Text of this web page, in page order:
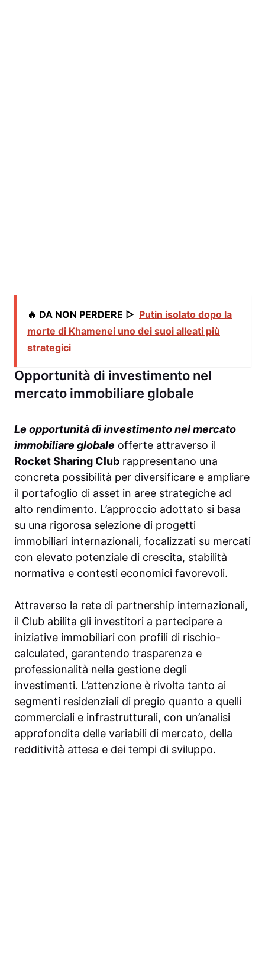
🔥 DA NON PERDERE ▷ Putin isolato dopo la
morte di Khamenei uno dei suoi alleati più
strategici
Opportunità di investimento nel
mercato immobiliare globale
Le opportunità di investimento nel mercato
immobiliare globale offerte attraverso il
Rocket Sharing Club rappresentano una
concreta possibilità per diversificare e ampliare
il portafoglio di asset in aree strategiche ad
alto rendimento. L’approccio adottato si basa
su una rigorosa selezione di progetti
immobiliari internazionali, focalizzati su mercati
con elevato potenziale di crescita, stabilità
normativa e contesti economici favorevoli.
Attraverso la rete di partnership internazionali,
il Club abilita gli investitori a partecipare a
iniziative immobiliari con profili di rischio-
calculated, garantendo trasparenza e
professionalità nella gestione degli
investimenti. L’attenzione è rivolta tanto ai
segmenti residenziali di pregio quanto a quelli
commerciali e infrastrutturali, con un’analisi
approfondita delle variabili di mercato, della
redditività attesa e dei tempi di sviluppo.